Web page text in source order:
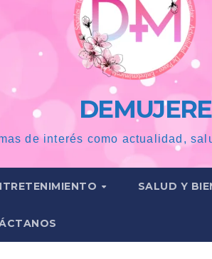
de interés como actualidad,
SALUD Y